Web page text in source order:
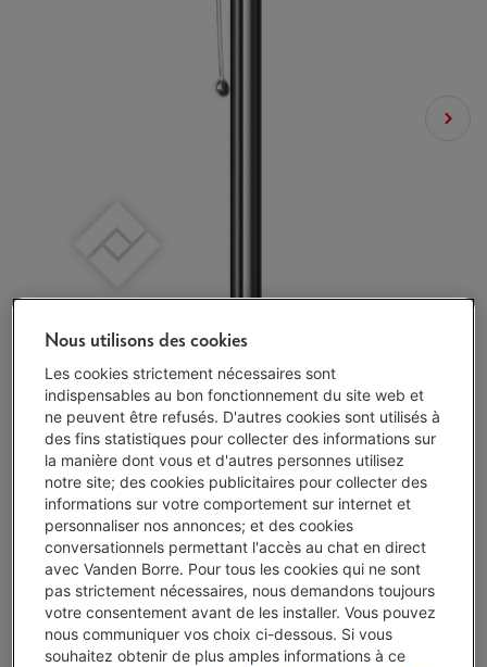
Disponibilité limitée -Voir le stock
€ 9,99
J'achète
Comparer
Nous utilisons des cookies
Les cookies strictement nécessaires sont
indispensables au bon fonctionnement du site web et
ne peuvent être refusés. D'autres cookies sont utilisés à
des fins statistiques pour collecter des informations sur
la manière dont vous et d'autres personnes utilisez
notre site; des cookies publicitaires pour collecter des
informations sur votre comportement sur internet et
personnaliser nos annonces; et des cookies
conversationnels permettant l'accès au chat en direct
avec Vanden Borre. Pour tous les cookies qui ne sont
pas strictement nécessaires, nous demandons toujours
votre consentement avant de les installer. Vous pouvez
nous communiquer vos choix ci-dessous. Si vous
souhaitez obtenir de plus amples informations à ce